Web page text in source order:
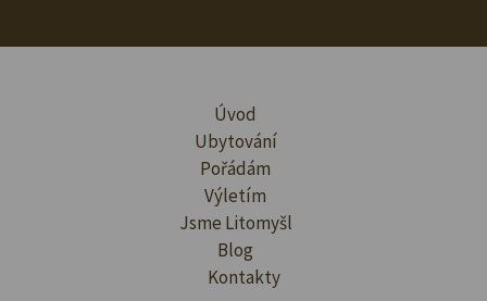
Úvod
Ubytování
Pořádám
Výletím
Jsme Litomyšl
Blog
Kontakty